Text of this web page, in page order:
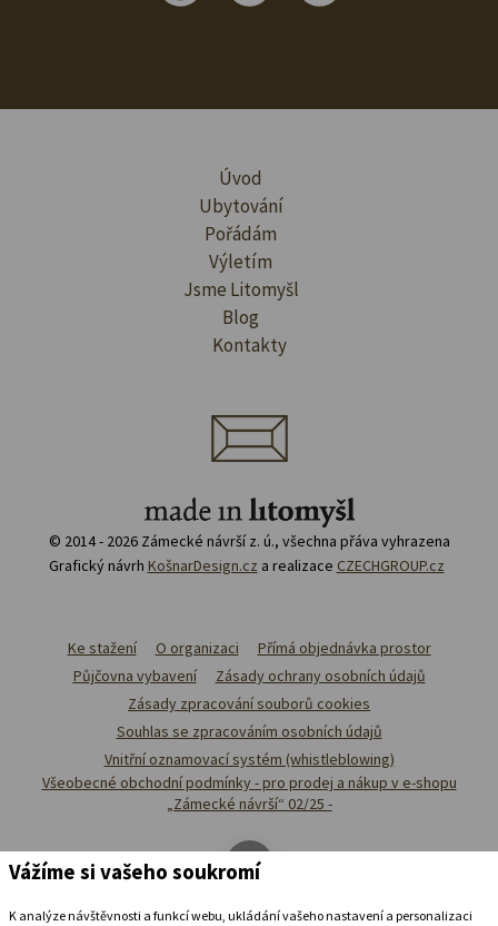
Úvod
Ubytování
Pořádám
Výletím
Jsme Litomyšl
Blog
Kontakty
© 2014 - 2026 Zámecké návrší z. ú., všechna přáva vyhrazena
Grafický návrh KošnarDesign.cz a realizace CZECHGROUP.cz
Ke stažení O organizaci
Přímá objednávka prostor
Půjčovna vybavení
Zásady ochrany osobních údajů
Zásady zpracování souborů cookies
Souhlas se zpracováním osobních údajů
Vnitřní oznamovací systém (whistleblowing)
Všeobecné obchodní podmínky - pro prodej a nákup v e-shopu
„Zámecké návrší“ 02/25 -
Vážíme si vašeho soukromí
K analýze návštěvnosti a funkcí webu, ukládání vašeho nastavení a personalizaci